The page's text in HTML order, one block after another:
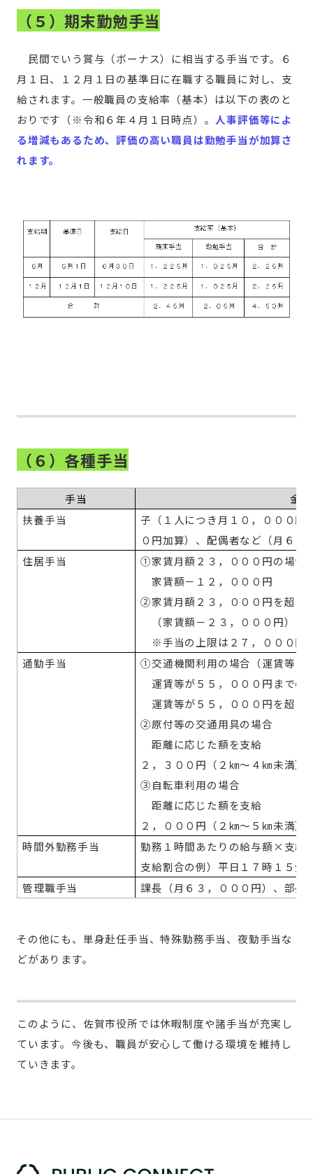
（５）期末勤勉手当
民間でいう賞与（ボーナス）に相当する手当です。６
月１日、１２月１日の基準日に在職する職員に対し、支
給されます。一般職員の支給率（基本）は以下の表のと
おりです（※令和６年４月１日時点）。 人事評価等によ
る増減もあるため、評価の高い職員は勤勉手当が加算さ
れます。
（６）各種手当
手当
金
扶養手当
子（１人につき月１０，０００
０円加算）、配偶者など（月６，
住居手当
①家賃月額２３，０００円の場合
家賃額－１２，０００円
②家賃月額２３，０００円を超え
（家賃額－２３，０００円）×
※手当の上限は２７，０００円
通勤手当
①交通機関利用の場合（運賃等は
運賃等が５５，０００円ま
運賃等が５５，０００円を超
②原付等の交通用具の場合
距離に応じた額を支給
２，３００円（２㎞～４㎞未満
③自転車利用の場合
距離に応じた額を支給
２，０００円（２㎞～５㎞未満
時間外勤務手当
勤務１時間あたりの給与額×支給
支給割合の例）平日１７時１５
管理職手当
課長（月６３，０００円）、部長
その他にも、単身赴任手当、特殊勤務手当、夜勤手当な
どがあります。
このように、佐賀市役所では休暇制度や諸手当が充実し
ています。今後も、職員が安心して働ける環境を維持し
ていきます。